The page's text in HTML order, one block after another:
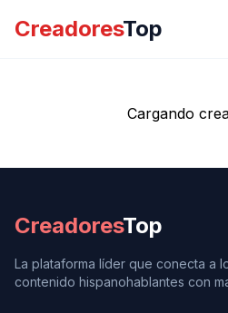
CreadoresTop
Cargando
CreadoresTop
La plataforma líder que conecta a
contenido hispanohablantes con